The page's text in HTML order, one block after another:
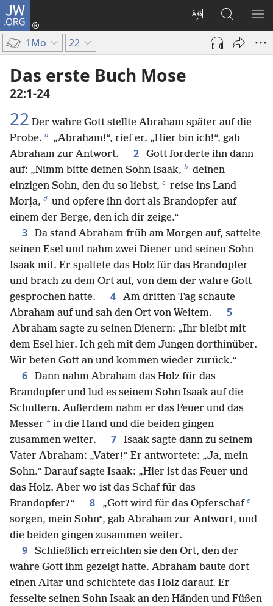
JW.ORG
Websitesprache
ändern
Anmelden
(öffnet
Fenster)
Suche
1Mo 22
Das erste Buch Mose
22:1-24
22 Der wahre Gott stellte Abraham später auf die
Probe. a „Abraham!“, rief er. „Hier bin ich!“, gab
Abraham zur Antwort.
2
Gott forderte ihn dann
auf: „Nimm bitte deinen Sohn Isaak, b deinen
einzigen Sohn, den du so liebst, c reise ins Land
Morịa, d und opfere ihn dort als Brandopfer auf
einem der Berge, den ich dir zeige.“
3
Da stand Abraham früh am Morgen auf, sattelte
seinen Esel und nahm zwei Diener und seinen Sohn
Isaak mit. Er spaltete das Holz für das Brandopfer
und brach zu dem Ort auf, von dem der wahre Gott
gesprochen hatte.
4
Am dritten Tag schaute
Abraham auf und sah den Ort von Weitem.
5
Abraham sagte zu seinen Dienern: „Ihr bleibt mit
dem Esel hier. Ich geh mit dem Jungen dorthinüber.
Wir beten Gott an und kommen wieder zurück.“
6
Dann nahm Abraham das Holz für das
Brandopfer und lud es seinem Sohn Isaak auf die
Schultern. Außerdem nahm er das Feuer und das
Messer * in die Hand und die beiden gingen
zusammen weiter.
7
Isaak sagte dann zu seinem
Vater Abraham: „Vater!“ Er antwortete: „Ja, mein
Sohn.“ Darauf sagte Isaak: „Hier ist das Feuer und
das Holz. Aber wo ist das Schaf für das
Brandopfer?“
8 „Gott wird für das Opferschaf e
sorgen, mein Sohn“, gab Abraham zur Antwort, und
die beiden gingen zusammen weiter.
9
Schließlich erreichten sie den Ort, den der
wahre Gott ihm gezeigt hatte. Abraham baute dort
einen Altar und schichtete das Holz darauf. Er
fesselte seinen Sohn Isaak an den Händen und Füßen